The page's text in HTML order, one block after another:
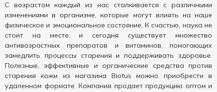
С возрастом каждый из нас сталкивается с различными
изменениями в организме, которые могут влиять на наше
физическое и эмоциональное состояние. К счастью, наука не
стоит на месте, и сегодня существует множество
антивозрастных препаратов и витаминов, помогающих
замедлить процессы старения и поддерживать здоровье.
Полезные, эффективные и органические средства против
старения кожи из магазина Biotus можно приобрести в
удаленном формате. Компания продает продукцию оптом и